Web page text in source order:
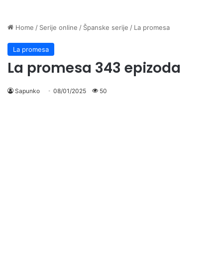
Home / Serije online / Španske serije / La promesa
La promesa
La promesa 343 epizoda
Sapunko 08/01/2025 50